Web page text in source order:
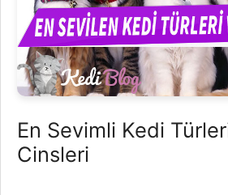
En Sevimli Kedi
Cinsleri